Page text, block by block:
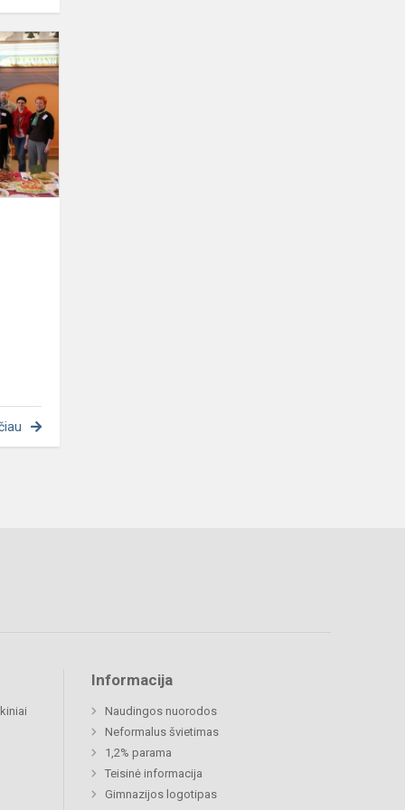
Tarptautinis
Comenius
projektas
į
mano
miest...
Informacija
Naudingos nuorodos
Neformalus švietimas
1,2% parama
Teisinė informacija
Gimnazijos logotipas